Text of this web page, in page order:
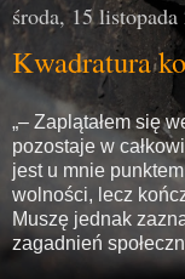
środa, 15 listopada
Kwadratura
„– Zaplątałem się
pozostaje w
jest u mnie
wolności, lecz
Muszę jednak
zagadnień